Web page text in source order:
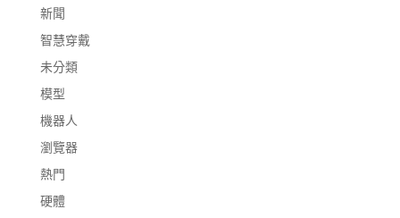
新聞
智慧穿戴
未分類
模型
機器人
瀏覽器
熱門
硬體